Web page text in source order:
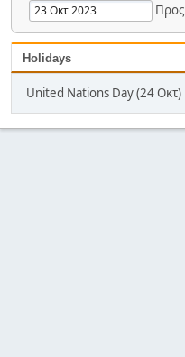
Προς
Holidays
United Nations Day (24 Οκτ)